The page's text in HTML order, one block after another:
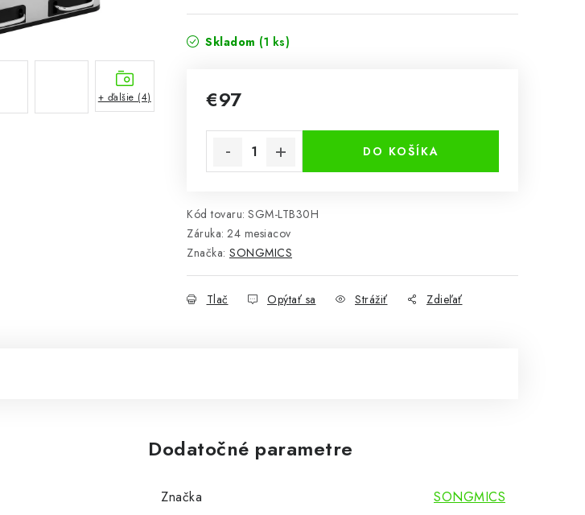
Skladom (1 ks)
€97
DO KOŠÍKA
Kód tovaru: SGM-LTB30H
Záruka: 24 mesiacov
Značka: SONGMICS
Tlač Opýtať sa Strážiť Zdieľať
+ ďalšie (4)
Dodatočné parametre
Značka SONGMICS